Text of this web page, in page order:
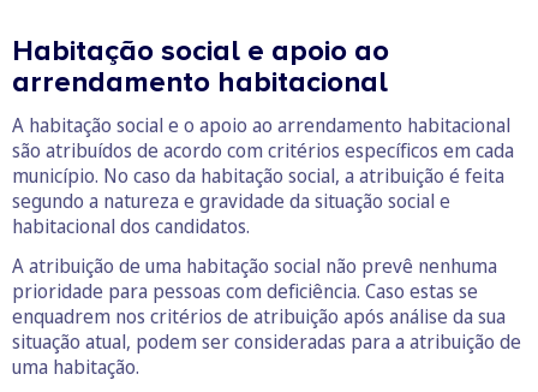
Habitação social e apoio ao
arrendamento habitacional
A habitação social e o apoio ao arrendamento habitacional
são atribuídos de acordo com critérios específicos em cada
município. No caso da habitação social, a atribuição é feita
segundo a natureza e gravidade da situação social e
habitacional dos candidatos.
A atribuição de uma habitação social não prevê nenhuma
prioridade para pessoas com deficiência. Caso estas se
enquadrem nos critérios de atribuição após análise da sua
situação atual, podem ser consideradas para a atribuição de
uma habitação.